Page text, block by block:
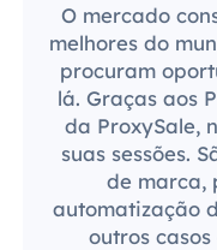
O mercado
melhores do
procuram
lá. Graças aos
da ProxySale,
suas sessões.
de marca,
automatização
outros